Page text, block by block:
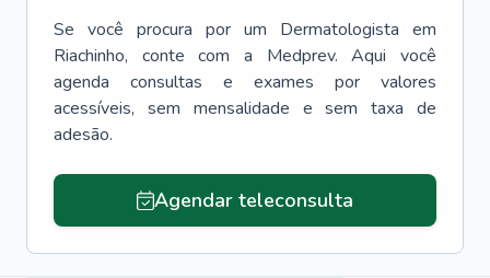
Se você procura por um Dermatologista em
Riachinho, conte com a Medprev. Aqui você
agenda consultas e exames por valores
acessíveis, sem mensalidade e sem taxa de
adesão.
Agendar teleconsulta